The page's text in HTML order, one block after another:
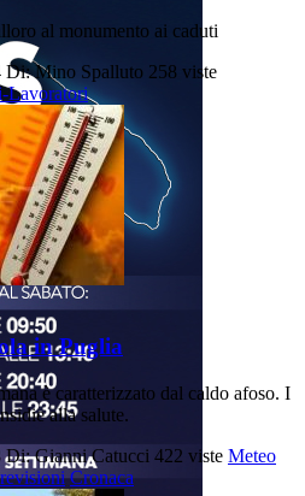
al monumento ai caduti
Di: Mino Spalluto 258 viste
Lavoratori
in Puglia
è caratterizzato dal caldo afoso. I
alla salute.
Di: Gianni Catucci 422 viste Meteo
Cronaca